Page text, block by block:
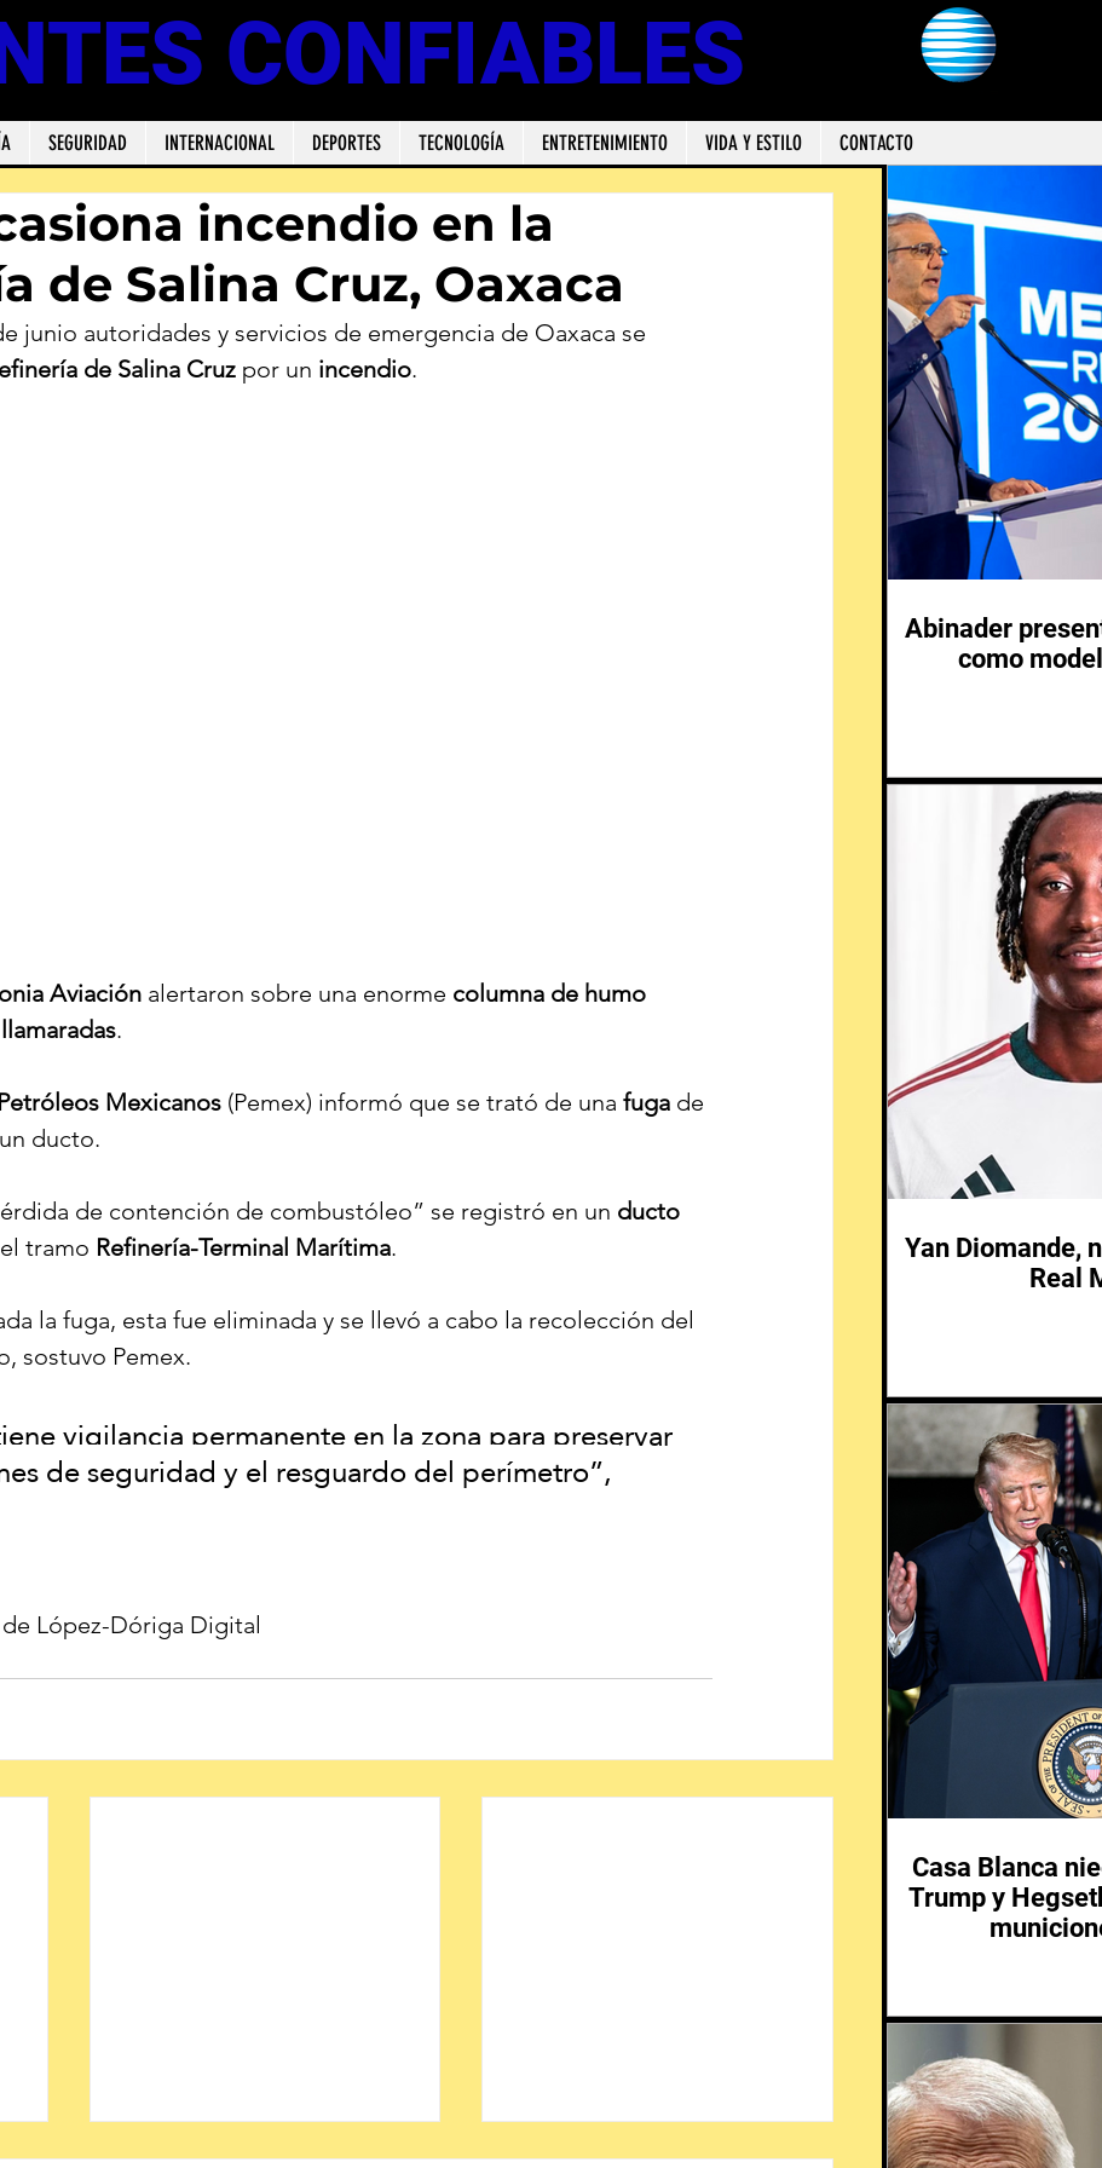
CONFIABLES
SEGURIDAD INTERNACIONAL DEPORTES TECNOLOGÍA ENTRETENIMIENTO VIDA Y ESTILO CONTACTO
incendio en la
de Salina Cruz, Oaxaca
junio autoridades y servicios de emergencia de Oaxaca se
de Salina Cruz por un incendio.
Aviación alertaron sobre una enorme columna de humo
.
Petróleos Mexicanos (Pemex) informó que se trató de una fuga de
ducto.
de contención de combustóleo” se registró en un ducto
tramo Refinería-Terminal Marítima.
la fuga, esta fue eliminada y se llevó a cabo la recolección del
sostuvo Pemex.
vigilancia permanente en la zona para preservar
de seguridad y el resguardo del perímetro”,
López-Dóriga Digital
Abinader
como
Yan Diomande,
Real
Casa Blanca
Trump y